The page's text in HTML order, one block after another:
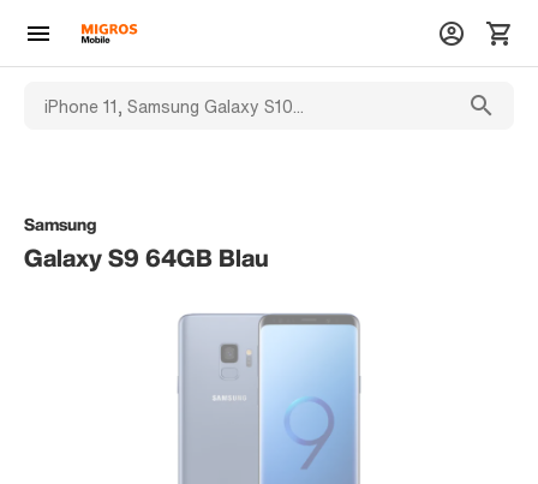
Samsung
Galaxy S9 64GB Blau